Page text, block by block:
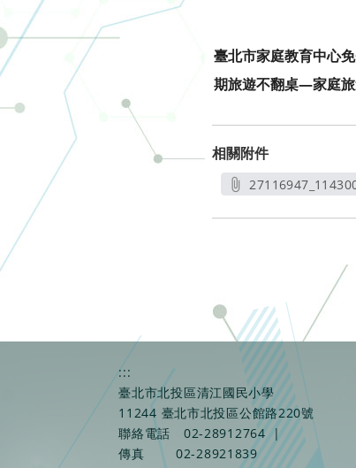
臺北市家庭教育中心
期旅遊不翻桌—家庭旅
相關附件
:::
臺北市北投區清江國民小學
11244 臺北市北投區公館路220號
聯絡電話
02-28912764 |
傳真
02-28921839